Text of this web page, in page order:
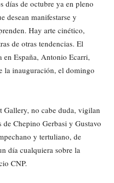
días de octubre ya en pleno
desean manifestarse y
Hay arte cinético,
de otras tendencias. El
en España, Antonio Ecarri,
la inauguración, el domingo
Gallery, no cabe duda, vigilan
Chepino Gerbasi y Gustavo
y tertuliano, de
día cualquiera sobre la
CNP.